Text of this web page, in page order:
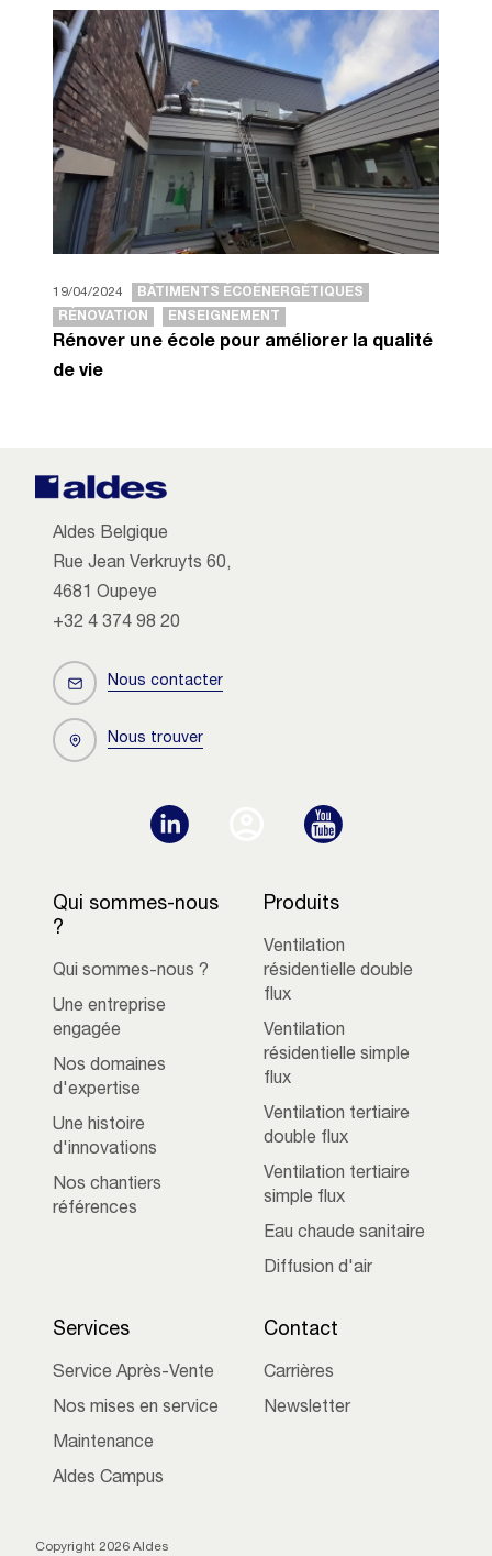
19/04/2024
BÂTIMENTS ÉCOÉNERGÉTIQUES
RÉNOVATION
ENSEIGNEMENT
Rénover une école pour améliorer la qualité
de vie
Aldes Belgique
Rue Jean Verkruyts 60,
4681 Oupeye
+32 4 374 98 20
Nous contacter
Nous trouver
Qui sommes-nous
?
Qui sommes-nous ?
Une entreprise
engagée
Nos domaines
d'expertise
Une histoire
d'innovations
Nos chantiers
références
Produits
Ventilation
résidentielle double
flux
Ventilation
résidentielle simple
flux
Ventilation tertiaire
double flux
Ventilation tertiaire
simple flux
Eau chaude sanitaire
Diffusion d'air
Services
Service Après-Vente
Nos mises en service
Maintenance
Aldes Campus
Contact
Carrières
Newsletter
Copyright 2026 Aldes